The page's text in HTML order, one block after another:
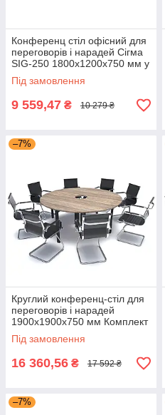
Конференц стіл офісний для
переговорів і нарадей Сігма
SIG-250 1800х1200х750 мм у
кабінет керівника AMF
Під замовлення
9 559,47 ₴ 10 279 ₴
–7%
Круглий конференц-стіл для
переговорів і нарадей
1900х1900х750 мм Комплект
1 Сігма В'яз Ліберті
Димчастий Чорний графіт
Під замовлення
16 360,56 ₴ 17 592 ₴
–7%